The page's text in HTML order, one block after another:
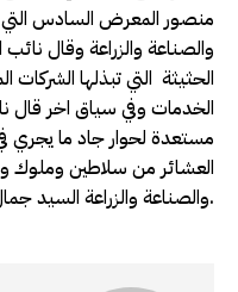
منصور المعرض السادس
والصناعة والزراعة وقال
الحثيثة التي تبذلها الشركات
الخدمات وفي سياق اخر قال
مستعدة لحوار جاد ما يجري
العشائر من سلاطين وملوك
والصناعة والزراعة السيد جمال عيديد المشاركين والشركات المحلية.